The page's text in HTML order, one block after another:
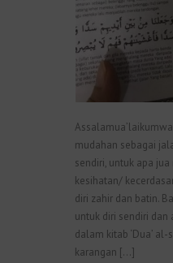
mudahan sebagai
sendiri, untuk apa
kesihatan/
diri zahir dan batin.
untuk diri sendiri dan
dalam kitab ‘Dua’
karangan […]